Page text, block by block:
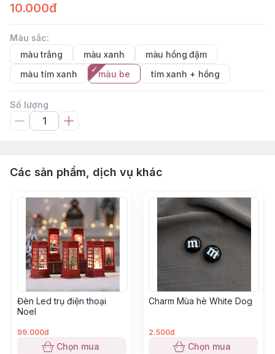
10.000đ
Màu sắc:
màu trắng
màu xanh
màu hồng đậm
màu tím xanh
màu be tím xanh + hồng
Số lượng
Các sản phẩm, dịch vụ khác
Đèn Led trụ điện thoại
Noel
99.000đ
Chọn mua
Charm Mùa hè White Dog
2.500đ
Chọn mua